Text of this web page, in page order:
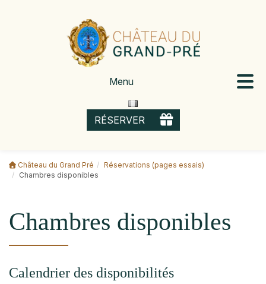
Menu
RÉSERVER OFFRIR
Château du Grand Pré
Réservations (pages essais)
Chambres disponibles
Chambres disponibles
Calendrier des disponibilités